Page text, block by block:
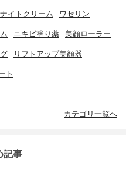
ナイトクリーム ワセリン
ニキビ塗り薬 美顔ローラー
リフトアップ美顔器
ト
カテゴリ一覧へ
記事